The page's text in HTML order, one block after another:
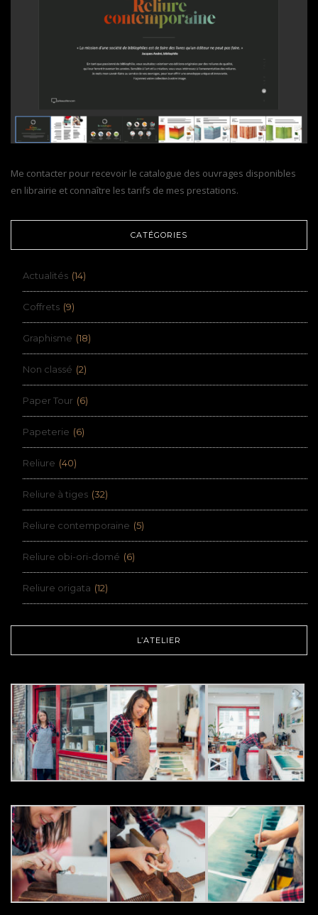
Me contacter pour recevoir le catalogue des ouvrages disponibles
en librairie et connaître les tarifs de mes prestations.
CATÉGORIES
Actualités (14)
Coffrets (9)
Graphisme (18)
Non classé (2)
Paper Tour (6)
Papeterie (6)
Reliure (40)
Reliure à tiges (32)
Reliure contemporaine (5)
Reliure obi-ori-domé (6)
Reliure origata (12)
L’ATELIER